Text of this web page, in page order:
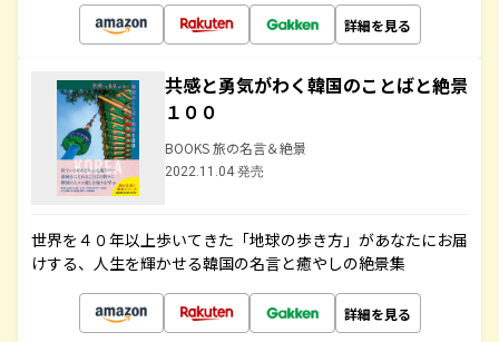
詳細を見る
共感と勇気がわく韓国のことばと絶景
１００
BOOKS 旅の名言＆絶景
2022.11.04 発売
世界を４０年以上歩いてきた「地球の歩き方」があなたにお届
けする、人生を輝かせる韓国の名言と癒やしの絶景集
詳細を見る